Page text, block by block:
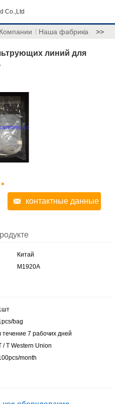
Co.,Ltd
Наша фабрика >>
линий для
контактные данные
Китай
M1920A
bag
течение 7 рабочих дней
/ T Western Union
month